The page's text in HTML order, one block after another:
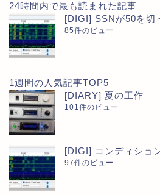
24時間内で最も読まれた記事
[DIGI] SSNが50を切
85件のビュー
1週間の人気記事TOP5
[DIARY] 夏の工作
101件のビュー
[DIGI] コンディショ
97件のビュー